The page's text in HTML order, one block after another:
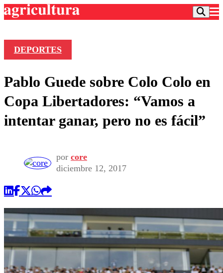
Frecuencias
Agricultura TV
Deportes
Colo Colo
Seleccion Chilena
Universidad de Chile
Entretención
Economía
Sustentabilidad
Publicaciones en medios
Opinión
DEPORTES
Pablo Guede sobre Colo Colo en
Copa Libertadores: “Vamos a
intentar ganar, pero no es fácil”
por core
diciembre 12, 2017